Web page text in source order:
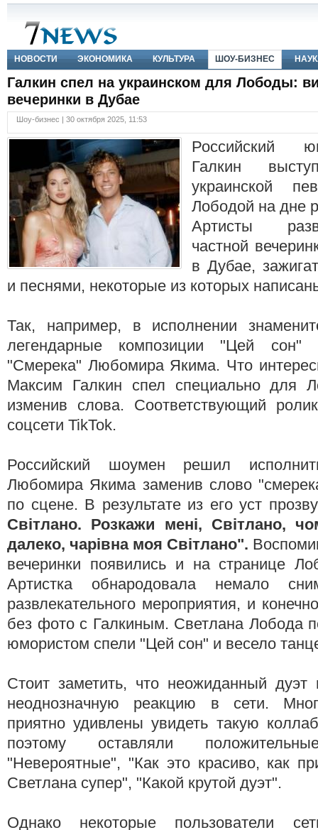
НОВОСТИ ЭКОНОМИКА КУЛЬТУРА ШОУ-БИЗНЕС
Галкин спел на украинском для Лободы:
вечеринки в Дубае
Шоу-бизнес | 30 октября 2025, 11:53
Российский
Галкин
украинской
Лободой на дне
Артисты
частной
в Дубае,
и песнями, некоторые из которых
Так, например, в исполнении
легендарные композиции "Цей
"Смерека" Любомира Якима. Что
Максим Галкин спел специально для
изменив слова. Соответствующий
соцсети TikTok.
Российский шоумен решил
Любомира Якима заменив слово
по сцене. В результате из его уст
Світлано. Розкажи мені, Світлано,
далеко, чарівна моя Світлано".
вечеринки появились и на странице
Артистка обнародовала немало
развлекательного мероприятия, и
без фото с Галкиным. Светлана Лобода
юмористом спели "Цей сон" и весело
Стоит заметить, что неожиданный дуэт
неоднозначную реакцию в сети.
приятно удивлены увидеть такую
поэтому оставляли
"Невероятные", "Как это красиво, как
Светлана супер", "Какой крутой дуэт".
Однако некоторые пользователи